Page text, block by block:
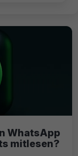
WhatsApp
mitlesen?